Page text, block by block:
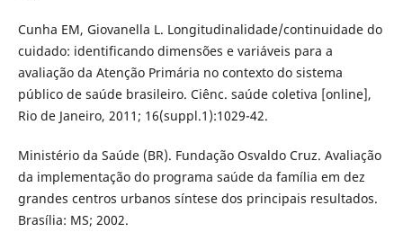
Cunha EM, Giovanella L. Longitudinalidade/continuidade do
cuidado: identificando dimensões e variáveis para a
avaliação da Atenção Primária no contexto do sistema
público de saúde brasileiro. Ciênc. saúde coletiva [online],
Rio de Janeiro, 2011; 16(suppl.1):1029-42.
Ministério da Saúde (BR). Fundação Osvaldo Cruz. Avaliação
da implementação do programa saúde da família em dez
grandes centros urbanos síntese dos principais resultados.
Brasília: MS; 2002.